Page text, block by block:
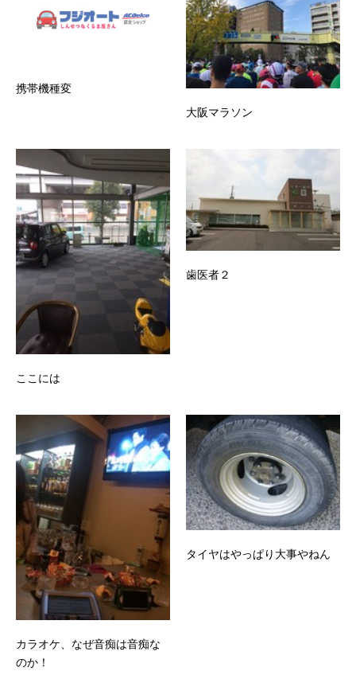
携帯機種変
大阪マラソン
ここには
歯医者２
カラオケ、なぜ音痴は音痴な
のか！
タイヤはやっぱり大事やねん